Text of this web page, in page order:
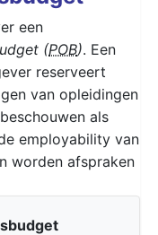
een
(POB). Een
reserveert
van opleidingen
als
employability van
worden afspraken